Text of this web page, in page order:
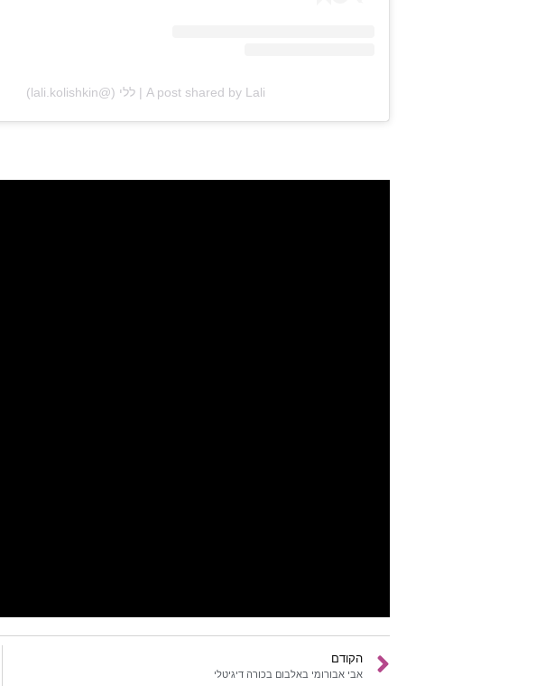
A post shared by Lali | ללי (@lali.kolishkin)
הקודם
אבי אבורומי באלבום בכורה דיגיטלי